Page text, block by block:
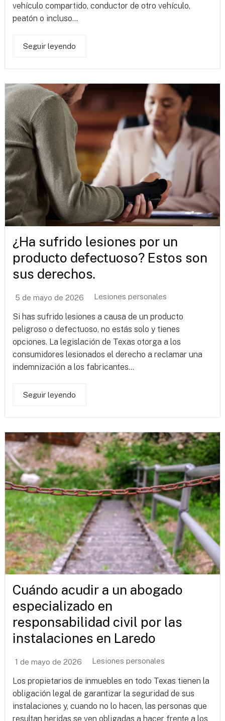
vehículo compartido, conductor de otro vehículo,
peatón o incluso...
Seguir leyendo
¿Ha sufrido lesiones por un
producto defectuoso? Estos son
sus derechos.
5 de mayo de 2026 Lesiones personales
Si has sufrido lesiones a causa de un producto
peligroso o defectuoso, no estás solo y tienes
opciones. La legislación de Texas otorga a los
consumidores lesionados el derecho a reclamar una
indemnización a los fabricantes...
Seguir leyendo
Cuándo acudir a un abogado
especializado en
responsabilidad civil por las
instalaciones en Laredo
1 de mayo de 2026 Lesiones personales
Los propietarios de inmuebles en todo Texas tienen la
obligación legal de garantizar la seguridad de sus
instalaciones y, cuando no lo hacen, las personas que
resultan heridas se ven obligadas a hacer frente a los